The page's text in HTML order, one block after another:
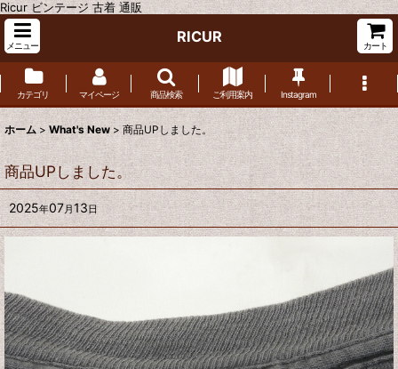
Ricur ビンテージ 古着 通販
メニュー
RICUR
カート
カテゴリ マイページ 商品検索 ご利用案内 Instagram
ホーム > What's New > 商品UPしました。
商品UPしました。
2025年07月13日